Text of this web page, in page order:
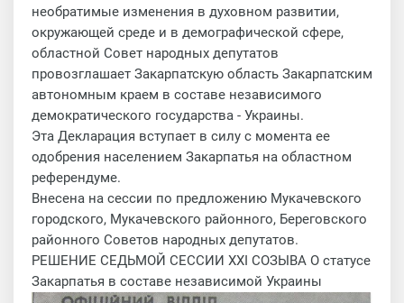
необратимые изменения в духовном развитии,
окружающей среде и в демографической сфере,
областной Совет народных депутатов
провозглашает Закарпатскую область Закарпатским
автономным краем в составе независимого
демократического государства - Украины.
Эта Декларация вступает в силу с момента ее
одобрения населением Закарпатья на областном
референдуме.
Внесена на сессии по предложению Мукачевского
городского, Мукачевского районного, Береговского
районного Советов народных депутатов.
РЕШЕНИЕ СЕДЬМОЙ СЕССИИ XXI СОЗЫВА О статусе
Закарпатья в составе независимой Украины